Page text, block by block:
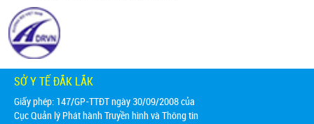
SỞ Y TẾ ĐẮK LẮK
Giấy phép: 147/GP-TTĐT ngày 30/09/2008 của
Cục Quản lý Phát hành Truyền hình và Thông tin